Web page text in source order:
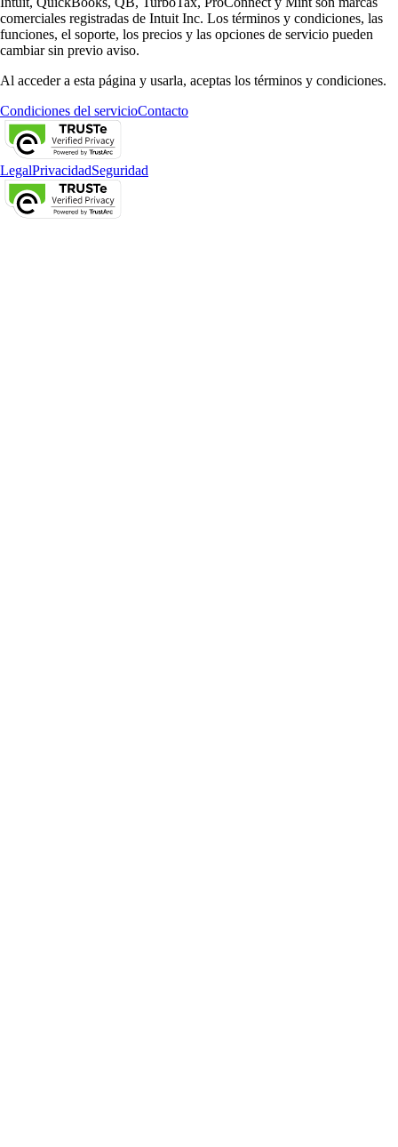
comerciales registradas de Intuit Inc. Los términos y condiciones, las
funciones, el soporte, los precios y las opciones de servicio pueden
cambiar sin previo aviso.
Al acceder a esta página y usarla, aceptas los términos y condiciones.
Condiciones del servicioContacto
LegalPrivacidadSeguridad